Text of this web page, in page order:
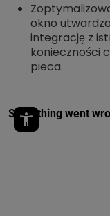
okno
integrację z
konieczności
pieca.